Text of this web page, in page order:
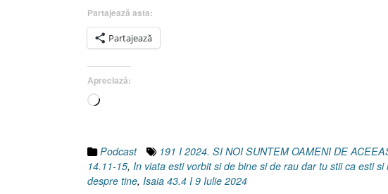
Isaia
43.4]
Partajează asta:
Partajează
Apreciază:
Încarc...
Podcast 191 I 2024. SI NOI SUNTEM OAMENI DE
14.11-15, In viata esti vorbit si de bine si de rau dar tu stii ca esti
despre tine, Isaia 43.4 I 9 Iulie 2024